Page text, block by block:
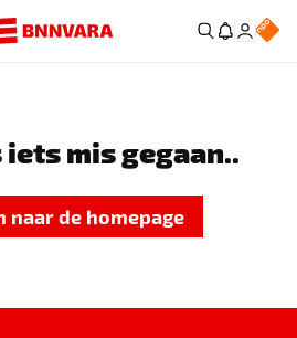
iets mis gegaan..
naar de homepage